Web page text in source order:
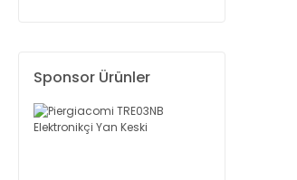
Sponsor Ürünler